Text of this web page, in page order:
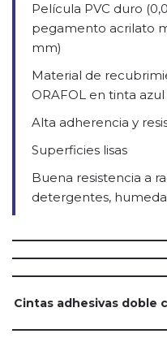
Película PVC duro
pegamento acrilato
mm)
Material de
ORAFOL en tinta azul
Alta adherencia y
Superficies lisas
Buena resistencia a
detergentes,
Cintas adhesivas doble